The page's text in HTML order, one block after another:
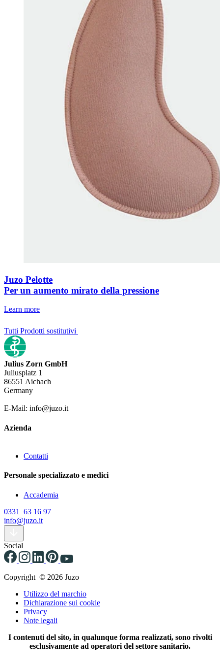
Juzo Pelotte
Per un aumento mirato della pressione
Learn more
Tutti Prodotti sostitutivi
Julius Zorn GmbH
Juliusplatz 1
86551 Aichach
Germany
E-Mail: info@juzo.it
Azienda
Contatti
Personale specializzato e medici
Accademia
0331 63 16 97
info@juzo.it
Social
Copyright © 2026 Juzo
Utilizzo del marchio
Dichiarazione sui cookie
Privacy
Note legali
I contenuti del sito, in qualunque forma realizzati, sono rivolti
esclusivamente ad operatori del settore sanitario.